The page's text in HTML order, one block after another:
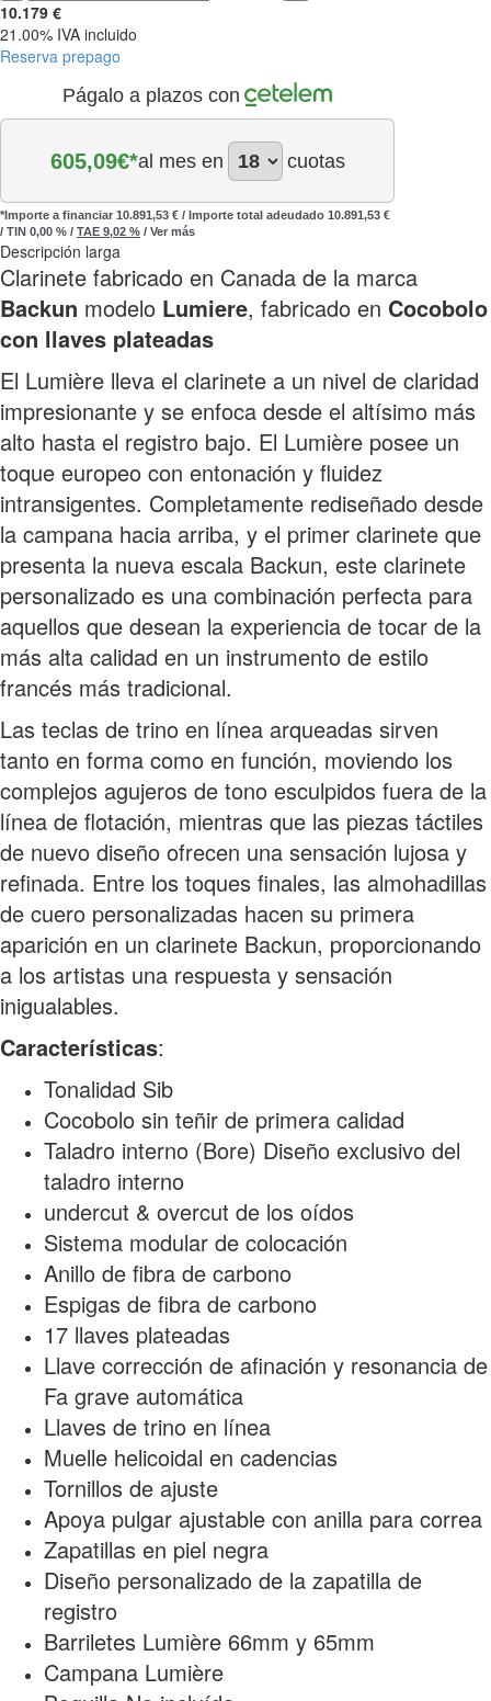
10.179 €
21.00% IVA incluido
Reserva prepago
Págalo a plazos con
605,09€*al mes en cuotas
*Importe a financiar 10.891,53 € / Importe total adeudado 10.891,53 €
/ TIN 0,00 % / TAE 9,02 % / Ver más
Descripción larga
Clarinete fabricado en Canada de la marca
Backun modelo Lumiere, fabricado en Cocobolo
con llaves plateadas
El Lumière lleva el clarinete a un nivel de claridad
impresionante y se enfoca desde el altísimo más
alto hasta el registro bajo. El Lumière posee un
toque europeo con entonación y fluidez
intransigentes. Completamente rediseñado desde
la campana hacia arriba, y el primer clarinete que
presenta la nueva escala Backun, este clarinete
personalizado es una combinación perfecta para
aquellos que desean la experiencia de tocar de la
más alta calidad en un instrumento de estilo
francés más tradicional.
Las teclas de trino en línea arqueadas sirven
tanto en forma como en función, moviendo los
complejos agujeros de tono esculpidos fuera de la
línea de flotación, mientras que las piezas táctiles
de nuevo diseño ofrecen una sensación lujosa y
refinada. Entre los toques finales, las almohadillas
de cuero personalizadas hacen su primera
aparición en un clarinete Backun, proporcionando
a los artistas una respuesta y sensación
inigualables.
Características:
Tonalidad Sib
Cocobolo sin teñir de primera calidad
Taladro interno (Bore) Diseño exclusivo del
taladro interno
undercut & overcut de los oídos
Sistema modular de colocación
Anillo de fibra de carbono
Espigas de fibra de carbono
17 llaves plateadas
Llave corrección de afinación y resonancia de
Fa grave automática
Llaves de trino en línea
Muelle helicoidal en cadencias
Tornillos de ajuste
Apoya pulgar ajustable con anilla para correa
Zapatillas en piel negra
Diseño personalizado de la zapatilla de
registro
Barriletes Lumière 66mm y 65mm
Campana Lumière